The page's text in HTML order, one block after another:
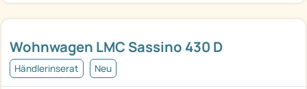
Wohnwagen LMC Sassino 430 D
Händlerinserat Neu